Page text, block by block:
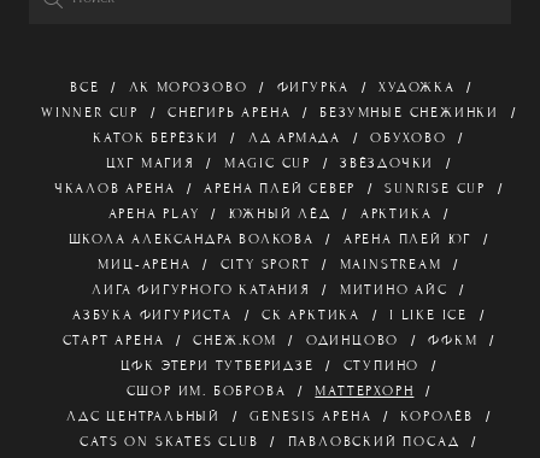
ВСЕ ЛК МОРОЗОВО ФИГУРКА
ХУДОЖКА
WINNER CUP
СНЕГИРЬ АРЕНА
БЕЗУМНЫЕ СНЕЖИНКИ
КАТОК БЕРЁЗКИ
ЛД АРМАДА
ОБУХОВО
ЦХГ МАГИЯ
MAGIC CUP
ЗВЁЗДОЧКИ
ЧКАЛОВ АРЕНА
АРЕНА ПЛЕЙ СЕВЕР
SUNRISE CUP
АРЕНА PLAY
ЮЖНЫЙ ЛЁД
АРКТИКА
ШКОЛА АЛЕКСАНДРА ВОЛКОВА
АРЕНА ПЛЕЙ ЮГ
МИЦ-АРЕНА
CITY SPORT
MAINSTREAM
ЛИГА ФИГУРНОГО КАТАНИЯ
МИТИНО АЙС
АЗБУКА ФИГУРИСТА
СК АРКТИКА
I LIKE ICE
СТАРТ АРЕНА
СНЕЖ.КОМ ОДИНЦОВО
ФФКМ
ЦФК ЭТЕРИ ТУТБЕРИДЗЕ
СТУПИНО
СШОР ИМ. БОБРОВА
МАТТЕРХОРН
ЛДС ЦЕНТРАЛЬНЫЙ
GENESIS АРЕНА
КОРОЛЁВ
CATS ON SKATES CLUB
ПАВЛОВСКИЙ ПОСАД